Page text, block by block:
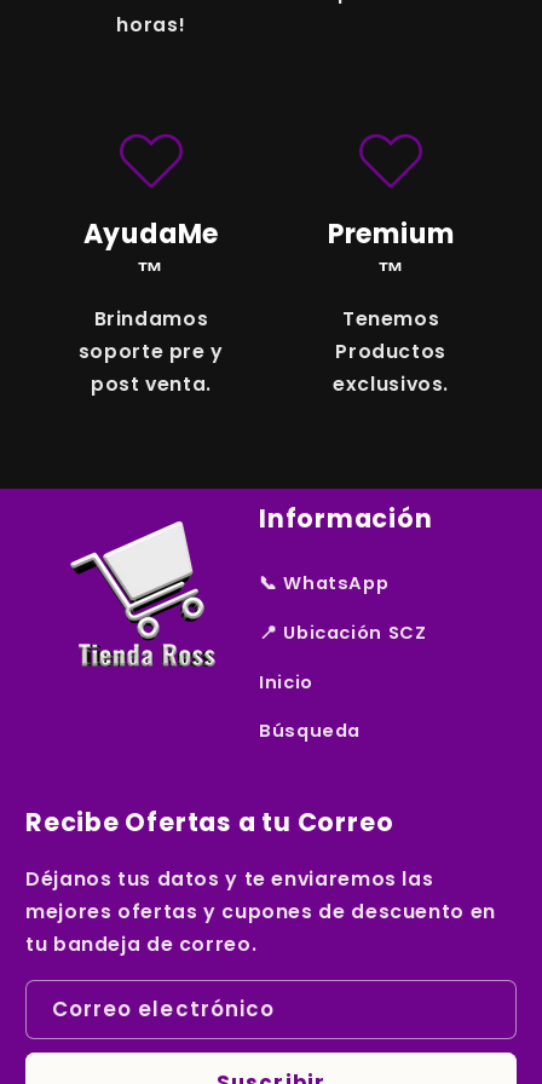
horas!
AyudaMe
™
Brindamos
soporte pre y
post venta.
Premium
™
Tenemos
Productos
exclusivos.
Información
📞 WhatsApp
📍 Ubicación SCZ
Inicio
Búsqueda
Recibe Ofertas a tu Correo
Déjanos tus datos y te enviaremos las
mejores ofertas y cupones de descuento en
tu bandeja de correo.
Correo electrónico